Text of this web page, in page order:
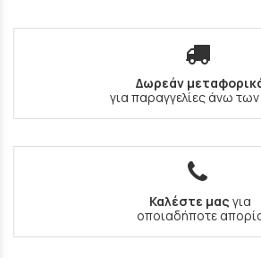
Δωρεάν
για παραγγελίες άνω
Καλέστε μας για
οποιαδήποτε